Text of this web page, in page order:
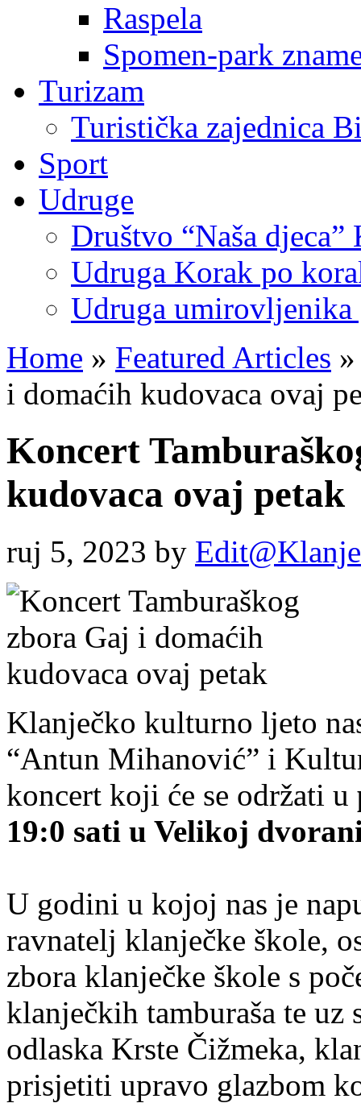
Raspela
Spomen-park
Turizam
Turistička zajednica
Sport
Udruge
Društvo “Naša djeca”
Udruga Korak po
Udruga umirovljenika
Home » Featured Articles »
i domaćih kudovaca ovaj
Koncert
kudovaca ovaj petak
ruj 5, 2023 by
Klanječko kulturno ljeto
“Antun Mihanović” i
koncert koji će se održati u
19:0 sati u Velikoj
U godini u kojoj nas je
ravnatelj klanječke škole,
zbora klanječke škole s
klanječkih tamburaša te
odlaska Krste Čižmeka,
prisjetiti upravo glazbom